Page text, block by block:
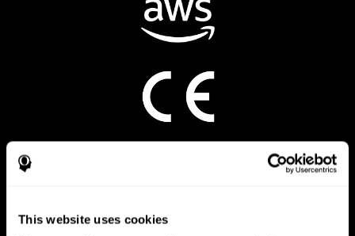
This website uses cookies